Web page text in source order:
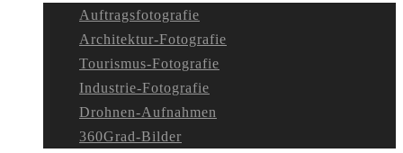
Auftragsfotografie
Architektur-Fotografie
Tourismus-Fotografie
Industrie-Fotografie
Drohnen-Aufnahmen
360Grad-Bilder